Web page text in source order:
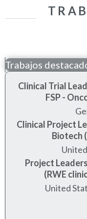
Trabajos
Clinical Trial
FSP -
Clinical Project
Biotech
Project
(RWE
United